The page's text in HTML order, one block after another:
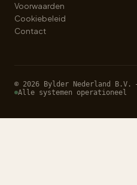
Voorwaarden
Cookiebeleid
Contact
© 2026 Bylder Nederland B.V.
Alle systemen operationeel